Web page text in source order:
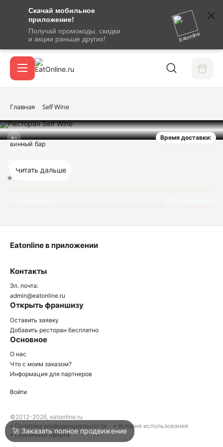
Скачай мобильное
приложение!
Получай промокоды, скидки
и акции раньше других!
Eatonline
сообщение
кодом
подтверждения
Вход / регистрация
Акции
Войти
Написать в техподдержку
Главная Self Wine
Время доставки:
Ресторан-Бар
Self Wine
винный бар
Читать дальше
Контакты
Эл. почта:
admin@eatonline.ru
Открыть франшизу
Оставить заявку
Добавить ресторан бесплатно
Основное
О нас
Что с моим заказом?
Информация для партнеров
Eatonline в приложении
Войти
©2012-2026, eatonline.ru
• Политика конфиденциальности
• Условия использования
• Публичная оферта
🚀 Заказать полное продвижение